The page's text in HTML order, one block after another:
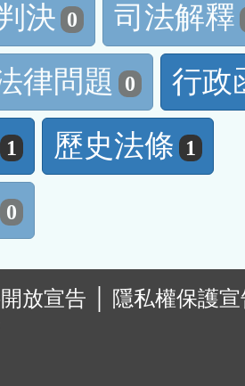
決 0
司法解釋
律問題 0
行政
1 歷史法條 1
0
放宣告
隱私權保護